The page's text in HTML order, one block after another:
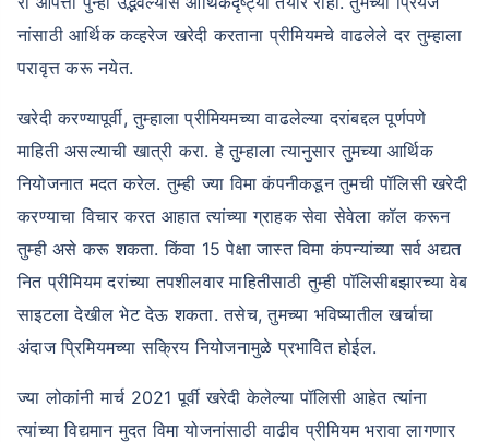
नांसाठी आर्थिक कव्हरेज खरेदी करताना प्रीमियमचे वाढलेले दर तुम्हाला
परावृत्त करू नयेत.
खरेदी करण्यापूर्वी, तुम्हाला प्रीमियमच्या वाढलेल्या दरांबद्दल पूर्णपणे
माहिती असल्याची खात्री करा. हे तुम्हाला त्यानुसार तुमच्या आर्थिक
नियोजनात मदत करेल. तुम्ही ज्या विमा कंपनीकडून तुमची पॉलिसी खरेदी
करण्याचा विचार करत आहात त्यांच्या ग्राहक सेवा सेवेला कॉल करून
तुम्ही असे करू शकता. किंवा 15 पेक्षा जास्त विमा कंपन्यांच्या सर्व अद्यत
नित प्रीमियम दरांच्या तपशीलवार माहितीसाठी तुम्ही पॉलिसीबझारच्या वेब
साइटला देखील भेट देऊ शकता. तसेच, तुमच्या भविष्यातील खर्चाचा
अंदाज प्रिमियमच्या सक्रिय नियोजनामुळे प्रभावित होईल.
ज्या लोकांनी मार्च 2021 पूर्वी खरेदी केलेल्या पॉलिसी आहेत त्यांना
त्यांच्या विद्यमान मुदत विमा योजनांसाठी वाढीव प्रीमियम भरावा लागणार